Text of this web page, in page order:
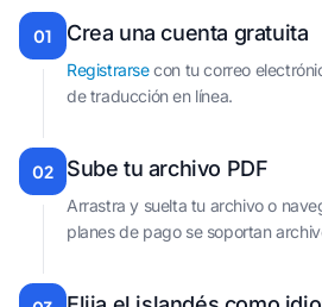
01 Crea una cuenta gratuita
Registrarsecon tu correo
de traducción en línea.
02 Sube tu archivo PDF
Arrastra y suelta tu archivo o
planes de pago se soportan